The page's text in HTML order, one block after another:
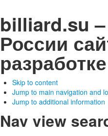
billiard.su
России
разработке
Skip to content
Jump to main navigation and
Jump to additional information
Nav view